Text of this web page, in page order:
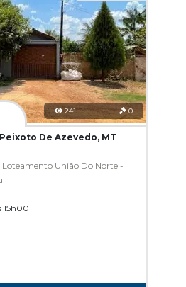
241 0
De Azevedo, MT
Loteamento União Do Norte -
15h00